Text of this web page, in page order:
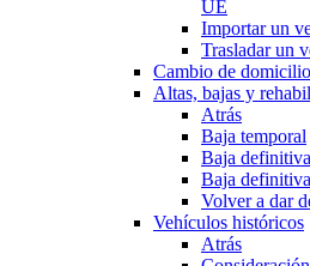
UE
Importar un
Trasladar un
Cambio de
Altas, bajas y
Atrás
Baja temporal
Baja definitiva
Baja
Volver a dar
Vehículos históricos
Atrás